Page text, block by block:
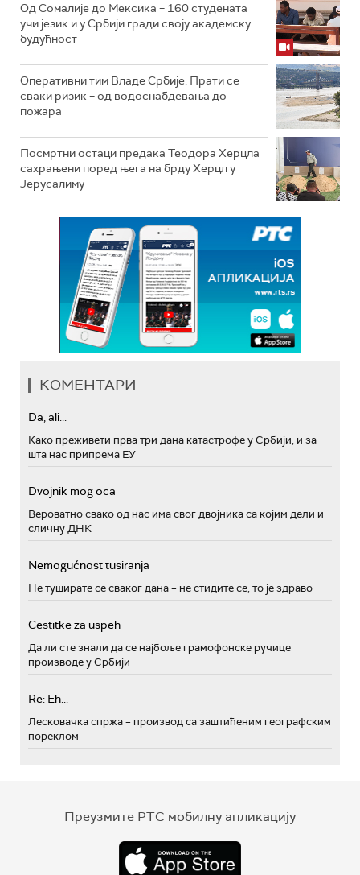
Од Сомалије до Мексика – 160 студената
учи језик и у Србији гради своју академску
будућност
Оперативни тим Владе Србије: Прати се
сваки ризик – од водоснабдевања до
пожара
Посмртни остаци предака Теодора Херцла
сахрањени поред њега на брду Херцл у
Јерусалиму
КОМЕНТАРИ
Da, ali...
Како преживети прва три дана катастрофе у Србији, и за
шта нас припрема ЕУ
Dvojnik mog oca
Вероватно свако од нас има свог двојника са којим дели и
сличну ДНК
Nemogućnost tusiranja
Не туширате се сваког дана – не стидите се, то је здраво
Cestitke za uspeh
Да ли сте знали да се најбоље грамофонске ручице
производе у Србији
Re: Eh...
Лесковачка спржа – производ са заштићеним географским
пореклом
Преузмите РТС мобилну апликацију